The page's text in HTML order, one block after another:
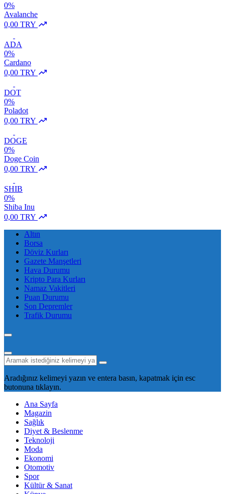
0%
Avalanche
0,00 TRY
ADA
0%
Cardano
0,00 TRY
DOT
0%
Poladot
0,00 TRY
DOGE
0%
Doge Coin
0,00 TRY
SHIB
0%
Shiba Inu
0,00 TRY
Altın
Borsa
Döviz Kurları
Gazete Manşetleri
Hava Durumu
Kripto Para Kurları
Namaz Vakitleri
Puan Durumu
Son Depremler
Trafik Durumu
Aradığınız kelimeyi yazın ve entera basın, kapatmak için esc
butonuna tıklayın.
Ana Sayfa
Magazin
Sağlık
Diyet & Beslenme
Teknoloji
Moda
Ekonomi
Otomotiv
Spor
Kültür & Sanat